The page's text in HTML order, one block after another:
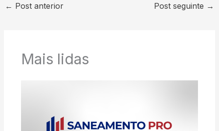
← Post anterior Post seguinte →
Mais lidas